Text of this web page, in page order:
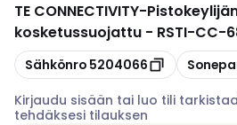
TE CONNECTIVITY-
kosketussuojattu - RSTI-CC-
Kopioi
Sähkönro 5204066 Kopioi
Kirjaudu sisään tai luo tili
tehdäksesi tilauksen